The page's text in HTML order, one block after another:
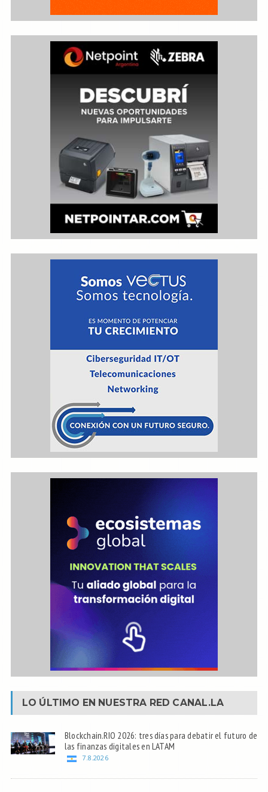
LO ÚLTIMO EN NUESTRA RED CANAL.LA
Blockchain.RIO 2026: tres días para debatir el futuro de
las finanzas digitales en LATAM
7.8.2026